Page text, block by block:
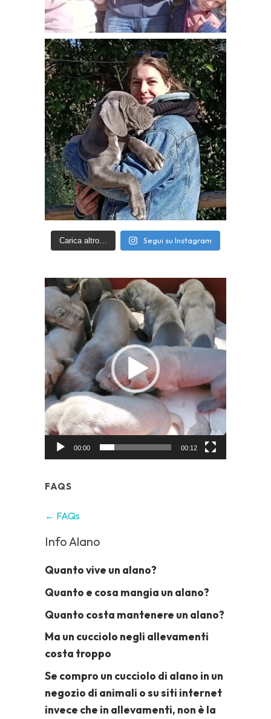
Carica altro… Segui su Instagram
Video
Player
00:00 00:12
FAQS
← FAQs
Info Alano
Quanto vive un alano?
Quanto e cosa mangia un alano?
Quanto costa mantenere un alano?
Ma un cucciolo negli allevamenti
costa troppo
Se compro un cucciolo di alano in un
negozio di animali o su siti internet
invece che in allevamenti, non è la